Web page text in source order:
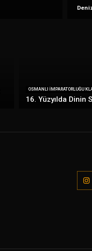
OSMANLI İMPARATORLUĞU
16. Yüzyılda Dinin